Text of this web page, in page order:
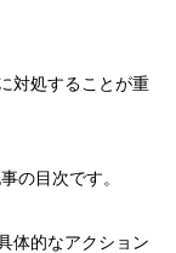
対処することが重
の目次です。
体的なアクション